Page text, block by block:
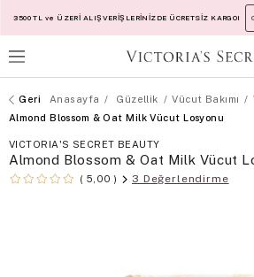
3500 TL ve ÜZERİ ALIŞVERİŞLERİNİZDE ÜCRETSİZ KARGO!
Anasayfa Güzellik Vücut Bakımı
Almond Blossom & Oat Milk Vücut Losyonu
VICTORIA'S SECRET BEAUTY
Almond Blossom & Oat Milk Vücut
5,00 3 Değerlendirme